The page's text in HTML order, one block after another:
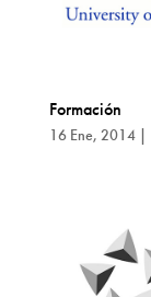
Formación
16 Ene, 2014|